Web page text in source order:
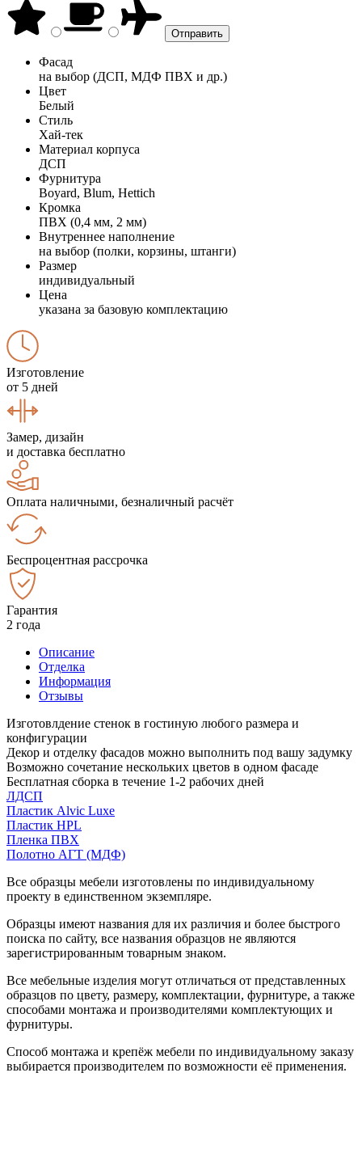
Фасад
на выбор (ДСП, МДФ ПВХ и др.)
Цвет
Белый
Стиль
Хай-тек
Материал корпуса
ДСП
Фурнитура
Boyard, Blum, Hettich
Кромка
ПВХ (0,4 мм, 2 мм)
Внутреннее наполнение
на выбор (полки, корзины, штанги)
Размер
индивидуальный
Цена
указана за базовую комплектацию
Изготовление
от 5 дней
Замер, дизайн
и доставка бесплатно
Оплата наличными, безналичный расчёт
Беспроцентная рассрочка
Гарантия
2 года
Описание
Отделка
Информация
Отзывы
Изготовлдение стенок в гостиную любого размера и
конфигурации
Декор и отделку фасадов можно выполнить под вашу задумку
Возможно сочетание нескольких цветов в одном фасаде
Бесплатная сборка в течение 1-2 рабочих дней
ЛДСП
Пластик Alvic Luxe
Пластик HPL
Пленка ПВХ
Полотно АГТ (МДФ)
Все образцы мебели изготовлены по индивидуальному
проекту в единственном экземпляре.
Образцы имеют названия для их различия и более быстрого
поиска по сайту, все названия образцов не являются
зарегистрированным товарным знаком.
Все мебельные изделия могут отличаться от представленных
образцов по цвету, размеру, комплектации, фурнитуре, а также
способами монтажа и производителями комплектующих и
фурнитуры.
Способ монтажа и крепёж мебели по индивидуальному заказу
выбирается производителем по возможности её применения.